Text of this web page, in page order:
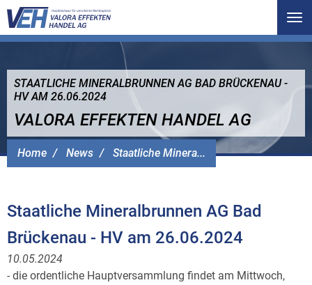
Home News Staatliche Minera...
STAATLICHE MINERALBRUNNEN AG BAD BRÜCKENAU -
HV AM 26.06.2024
VALORA EFFEKTEN HANDEL AG
Staatliche Mineralbrunnen AG Bad
Brückenau - HV am 26.06.2024
10.05.2024
- die ordentliche Hauptversammlung findet am Mittwoch,